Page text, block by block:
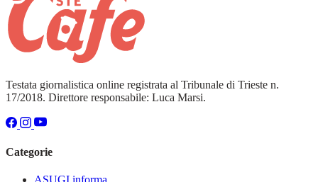
Testata giornalistica online registrata al Tribunale di Trieste n.
17/2018. Direttore responsabile: Luca Marsi.
Categorie